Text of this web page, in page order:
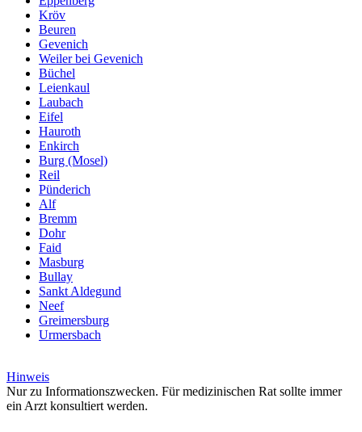
Kröv
Beuren
Gevenich
Weiler bei Gevenich
Büchel
Leienkaul
Laubach
Eifel
Hauroth
Enkirch
Burg (Mosel)
Reil
Pünderich
Alf
Bremm
Dohr
Faid
Masburg
Bullay
Sankt Aldegund
Neef
Greimersburg
Urmersbach
Hinweis
Nur zu Informationszwecken. Für medizinischen Rat sollte immer
ein Arzt konsultiert werden.